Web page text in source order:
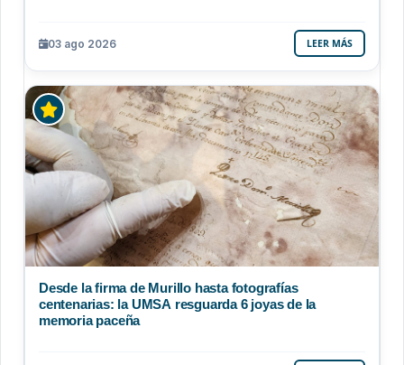
03 ago 2026 LEER MÁS
Desde la firma de Murillo hasta fotografías
centenarias: la UMSA resguarda 6 joyas de la
memoria paceña